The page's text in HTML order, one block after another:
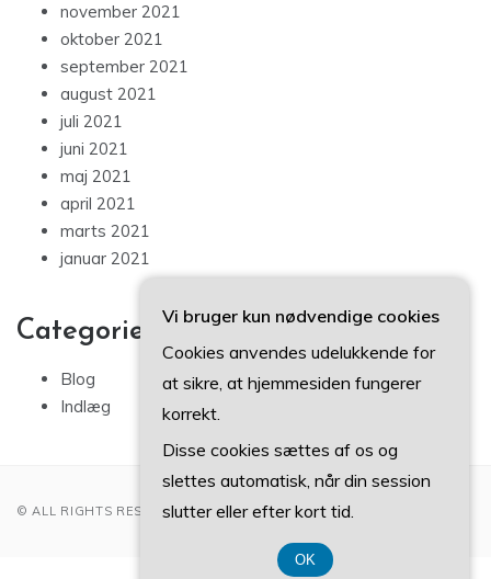
november 2021
oktober 2021
september 2021
august 2021
juli 2021
juni 2021
maj 2021
april 2021
marts 2021
januar 2021
Categories
Blog
Indlæg
© ALL RIGHTS RESERVED 2022
Vi bruger kun nødvendige cookies
Cookies anvendes udelukkende for
at sikre, at hjemmesiden fungerer
korrekt.
Disse cookies sættes af os og
slettes automatisk, når din session
slutter eller efter kort tid.
OK